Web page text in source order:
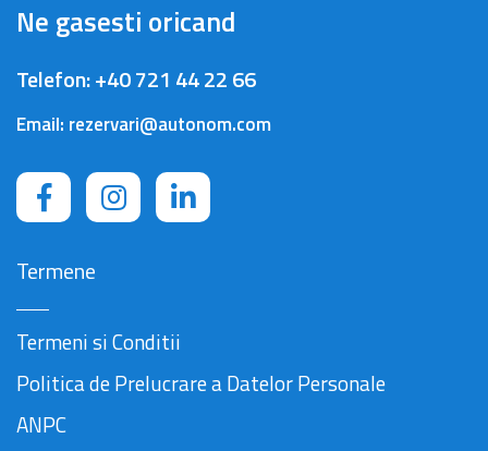
Ne gasesti oricand
Telefon:+40 721 44 22 66
Email: rezervari@autonom.com
Termene
Termeni si Conditii
Politica de Prelucrare a Datelor Personale
ANPC